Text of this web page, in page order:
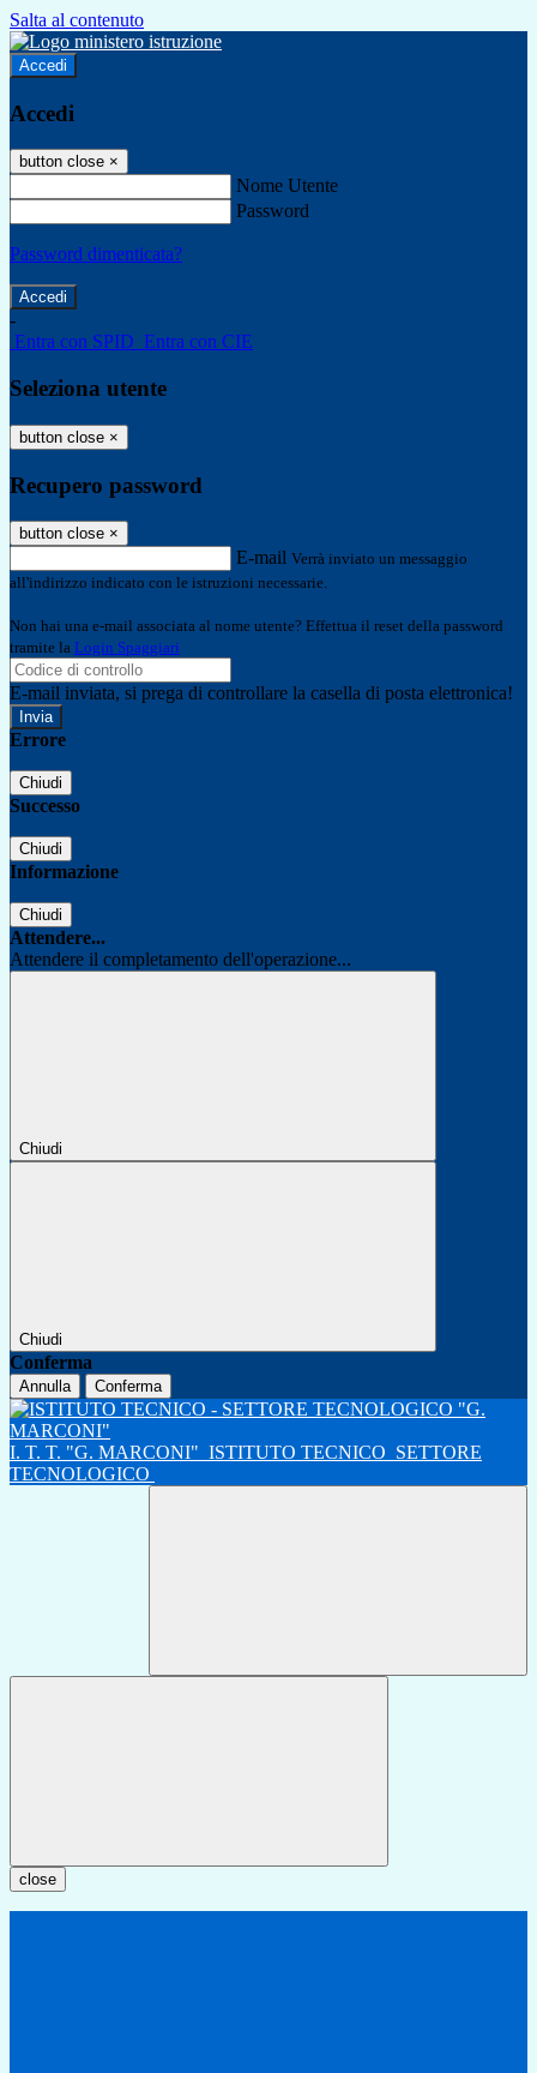
Salta al contenuto
Accedi
Accedi
button close ×
Nome Utente
Password
Password dimenticata?
-
Entra con SPID Entra con CIE
Seleziona utente
button close ×
Recupero password
button close ×
E-mail Verrà inviato un messaggio
all'indirizzo indicato con le istruzioni necessarie.
Non hai una e-mail associata al nome utente? Effettua il reset della password
tramite la Login Spaggiari
E-mail inviata, si prega di controllare la casella di posta elettronica!
Errore
Chiudi
Successo
Chiudi
Informazione
Chiudi
Attendere...
Attendere il completamento dell'operazione...
Chiudi
Chiudi
Conferma
Annulla Conferma
I. T. T. "G. MARCONI" ISTITUTO TECNICO SETTORE
TECNOLOGICO
close